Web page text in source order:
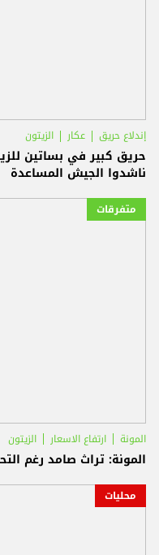
إندلاع حريق عكار الزيتون
حريق كبير في بساتين
ناشدوا الجيش المساعدة
متفرقات
المونة ارتفاع الاسعار الزيتون
المونة: تراث صامد رغم
محليات